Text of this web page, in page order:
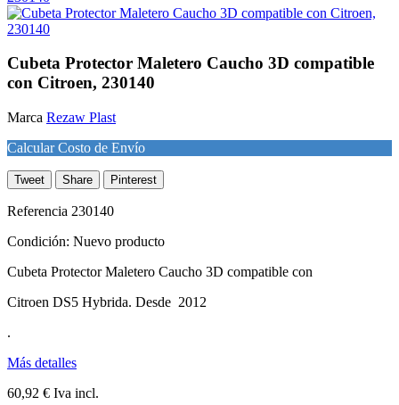
Cubeta Protector Maletero Caucho 3D compatible
con Citroen, 230140
Marca Rezaw Plast
Calcular Costo de Envío
Tweet Share Pinterest
Referencia 230140
Condición: Nuevo producto
Cubeta Protector Maletero Caucho 3D compatible con
Citroen DS5 Hybrida. Desde 2012
.
Más detalles
60,92 € Iva incl.